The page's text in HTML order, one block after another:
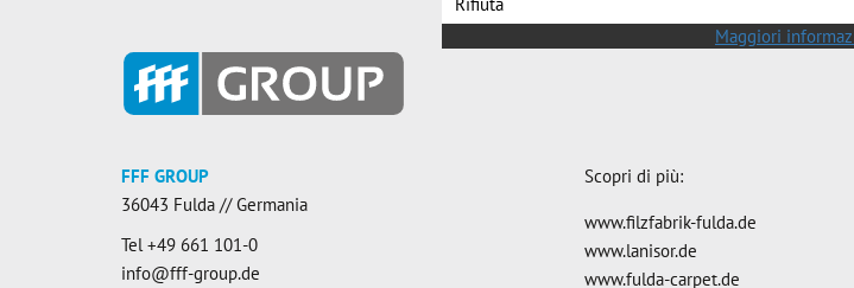
FFF GROUP
36043 Fulda // Germania
Tel+49 661 101-0
info@fff-group.de
Scopri di più:
www.filzfabrik-fulda.de
www.lanisor.de
www.fulda-carpet.de
Maggiori